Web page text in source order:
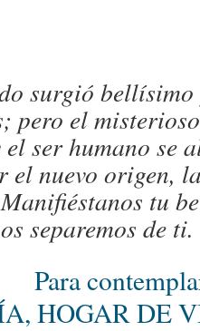
surgió bellísimo
pero el
ser humano se
el nuevo origen,
tu
separemos de
Para
HOGAR DE